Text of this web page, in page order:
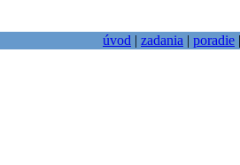
úvod | zadania | poradie